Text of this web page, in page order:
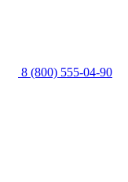
8 (800) 555-04-90